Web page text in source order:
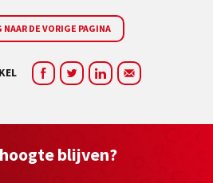
NAAR DE VORIGE PAGINA
blijven?